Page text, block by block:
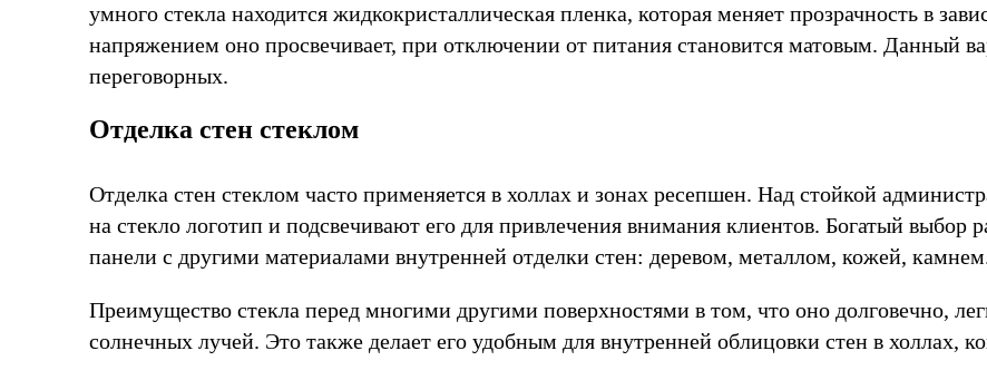
умного стекла находится жидкокристаллическая пленка, которая меняет прозрачность в
напряжением оно просвечивает, при отключении от питания становится матовым. Данный
переговорных.
Отделка стен стеклом
Отделка стен стеклом часто применяется в холлах и зонах ресепшен. Над стойкой
на стекло логотип и подсвечивают его для привлечения внимания клиентов. Богатый выбор
панели с другими материалами внутренней отделки стен: деревом, металлом, кожей,
Преимущество стекла перед многими другими поверхностями в том, что оно долговечно,
солнечных лучей. Это также делает его удобным для внутренней облицовки стен в холлах,